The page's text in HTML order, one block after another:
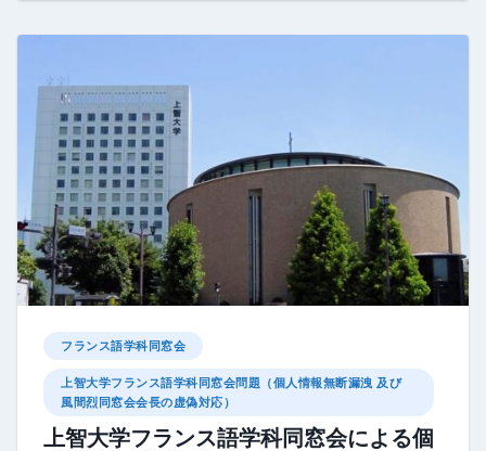
フランス語学科同窓会
上智大学フランス語学科同窓会問題（個人情報無断漏洩 及び
風間烈同窓会会長の虚偽対応）
上智大学フランス語学科同窓会による個